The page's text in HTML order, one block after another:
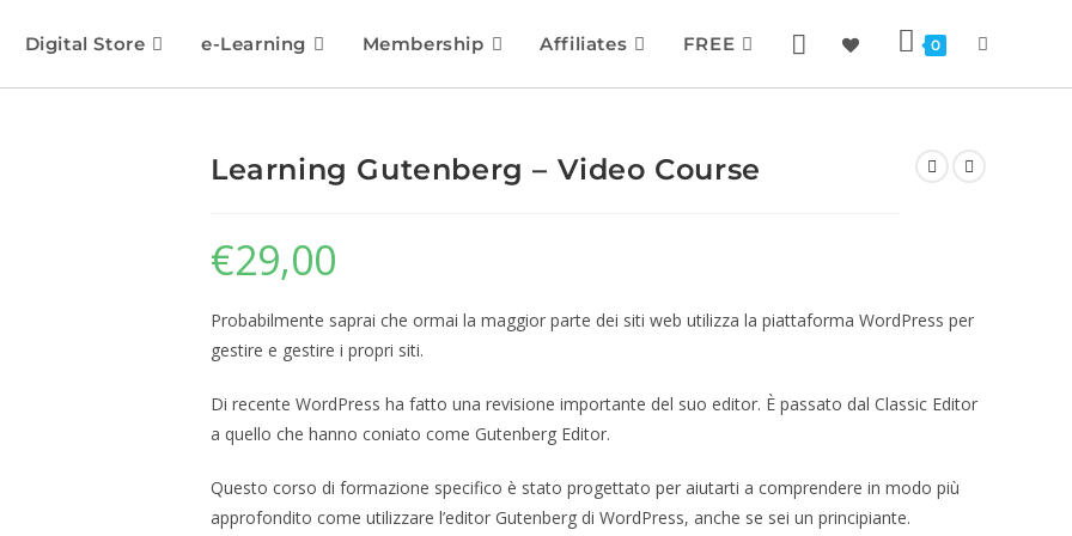
Digital Store e-Learning Membership Affiliates FREE 0
Learning Gutenberg – Video Course
€29,00
Probabilmente saprai che ormai la maggior parte dei siti web utilizza la piattaforma WordPress per
gestire e gestire i propri siti.
Di recente WordPress ha fatto una revisione importante del suo editor. È passato dal Classic Editor
a quello che hanno coniato come Gutenberg Editor.
Questo corso di formazione specifico è stato progettato per aiutarti a comprendere in modo più
approfondito come utilizzare l’editor Gutenberg di WordPress, anche se sei un principiante.